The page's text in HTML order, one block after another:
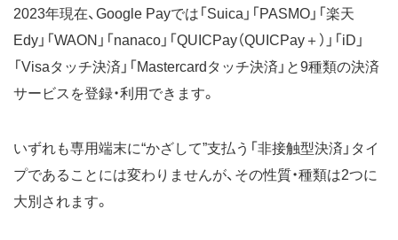
2023年現在、Google Payでは「Suica」「PASMO」「楽天
Edy」「WAON」「nanaco」「QUICPay（QUICPay＋）」「iD」
「Visaタッチ決済」「Mastercardタッチ決済」と9種類の決済
サービスを登録・利用できます。
いずれも専用端末に“かざして”支払う「非接触型決済」タイ
プであることには変わりませんが、その性質・種類は2つに
大別されます。